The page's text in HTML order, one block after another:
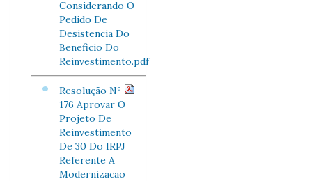
Considerando O
Pedido De
Desistencia Do
Beneficio Do
Reinvestimento.pdf
Resolução Nº
176 Aprovar O
Projeto De
Reinvestimento
De 30 Do IRPJ
Referente A
Modernizacao